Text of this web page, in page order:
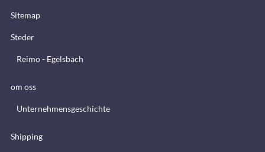
Sitemap
Steder
Reimo - Egelsbach
om oss
Unternehmensgeschichte
Shipping